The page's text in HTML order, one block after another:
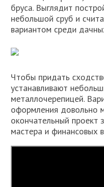
бруса. Выглядит
небольшой сруб и
вариантом среди
Чтобы придать
устанавливают
металлочерепицей.
оформления довольно
окончательный проект
мастера и финансовых